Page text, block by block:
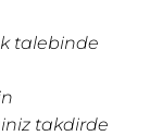
talebinde
takdirde